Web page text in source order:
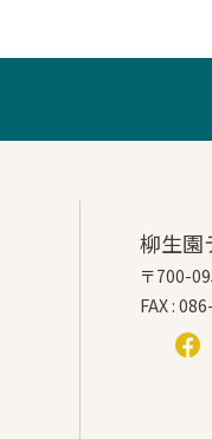
柳生園
〒700-
FAX :